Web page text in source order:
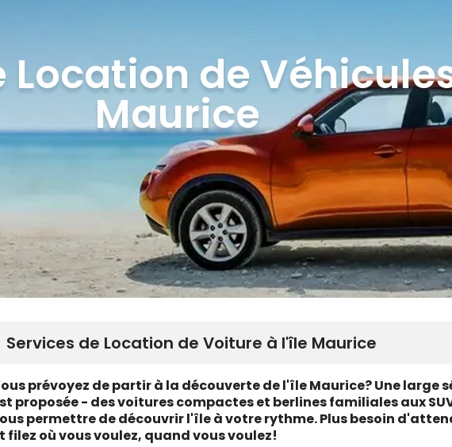
Location de
Maurice
Services de Location de Voiture à l'île Maurice
prévoyez de partir à la découverte de l'île Maurice? Une large
proposée - des voitures compactes et berlines familiales aux
permettre de découvrir l'île à votre rythme. Plus besoin
filez où vous voulez, quand vous voulez!